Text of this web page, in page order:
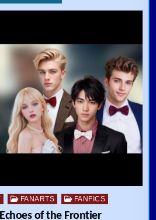
FANARTS FANFICS
of the Frontier